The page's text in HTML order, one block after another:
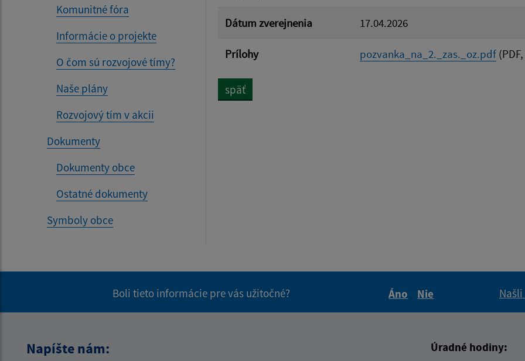
Komunitné fóra
Informácie o projekte
O čom sú rozvojové tímy?
Naše plány
Rozvojový tím v akcii
Dokumenty
Dokumenty obce
Ostatné dokumenty
Symboly obce
Dátum zverejnenia 17.04.2026
Prílohy pozvanka_na_2._zas._oz.pdf
späť
Boli tieto informácie pre vás užitočné?
Áno
Nie
Napíšte nám: Úradné hodiny: